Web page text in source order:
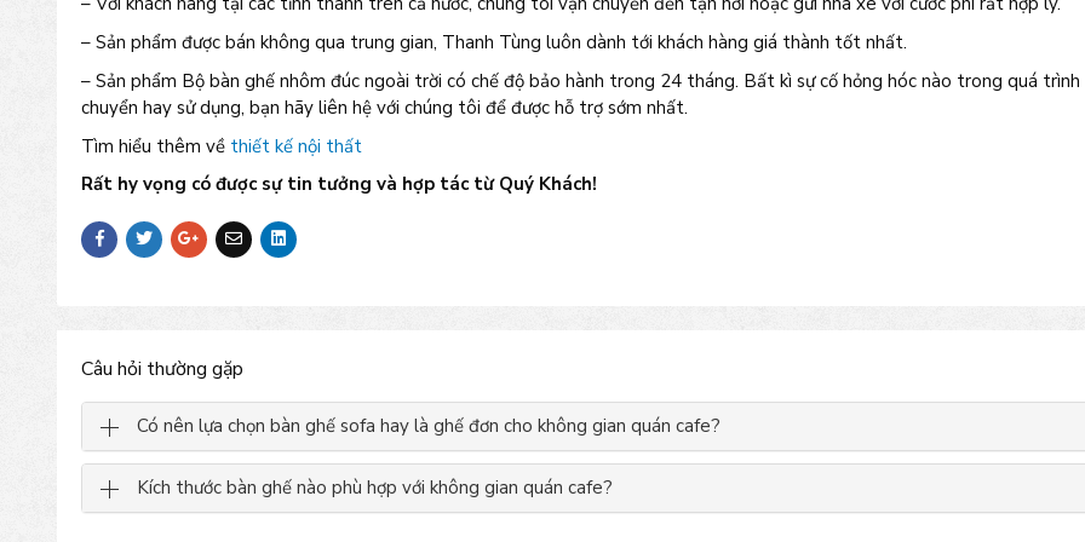
– Sản phẩm được bán không qua trung gian, Thanh Tùng luôn dành tới khách hàng giá thành tốt nhất.
– Sản phẩm Bộ bàn ghế nhôm đúc ngoài trời có chế độ bảo hành trong 24 tháng. Bất kì sự cố hỏng hóc nào trong quá trình
chuyển hay sử dụng, bạn hãy liên hệ với chúng tôi để được hỗ trợ sớm nhất.
Tìm hiểu thêm về thiết kế nội thất
Rất hy vọng có được sự tin tưởng và hợp tác từ Quý Khách!
Câu hỏi thường gặp
Có nên lựa chọn bàn ghế sofa hay là ghế đơn cho không gian quán cafe?
Kích thước bàn ghế nào phù hợp với không gian quán cafe?